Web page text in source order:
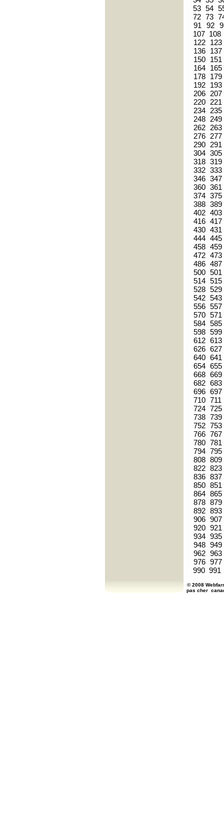
53 54
72 73
91
92
107 108
122
123
136
137
150
151
164
165
178
179
192
193
206 207
220
221
234
235
248
249
262
263
276
277
290
291
304 305
318 319
332 333
346 347
360 361
374 375
388 389
402 403
416 417
430 431
444 445
458 459
472 473
486 487
500 501
514 515
528 529
542 543
556 557
570 571
584 585
598 599
612 613
626 627
640 641
654 655
668 669
682 683
696 697
710 711
724 725
738 739
752 753
766 767
780 781
794 795
808 809
822 823
836 837
850 851
864 865
878 879
892 893
906 907
920 921
934 935
948 949
962 963
976 977
990 991
© 2008
pas cher